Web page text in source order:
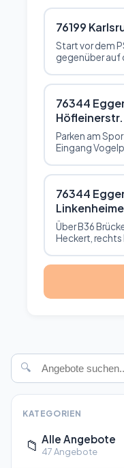
76199
Start vor dem
gegenüber auf
76344
Höfleinerstr.
Parken am
Eingang
76344
Über B36
Heckert, rechts
🔍
KATEGORIEN
📁 Alle Angebote
47 Angebote